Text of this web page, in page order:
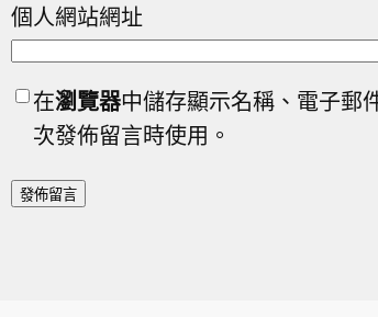
個人網站網址
在瀏覽器中儲存顯示名稱、電子郵
次發佈留言時使用。